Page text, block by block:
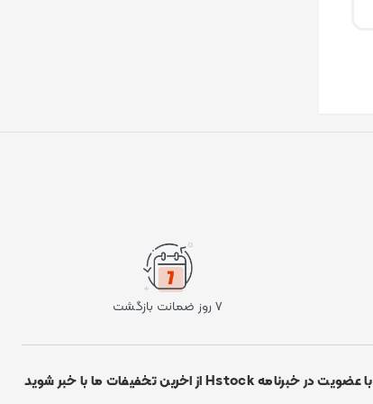
۷ روز ضمانت بازگشت
با عضویت در خبرنامه Hstock از اخرین تخفیفات ما با خبر شوید